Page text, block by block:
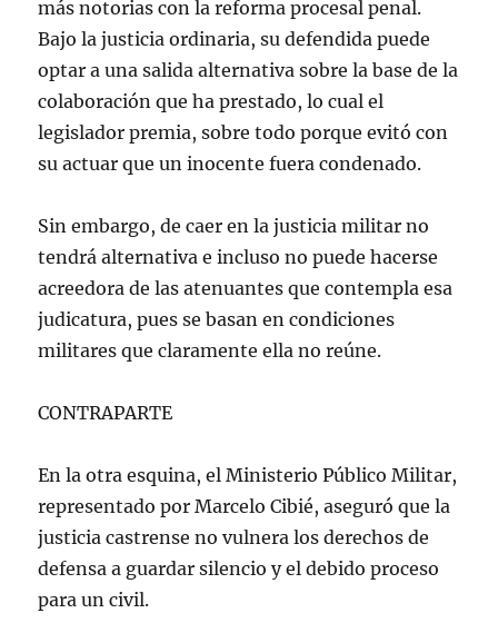
más notorias con la reforma procesal penal.
Bajo la justicia ordinaria, su defendida puede
optar a una salida alternativa sobre la base de la
colaboración que ha prestado, lo cual el
legislador premia, sobre todo porque evitó con
su actuar que un inocente fuera condenado.
Sin embargo, de caer en la justicia militar no
tendrá alternativa e incluso no puede hacerse
acreedora de las atenuantes que contempla esa
judicatura, pues se basan en condiciones
militares que claramente ella no reúne.
CONTRAPARTE
En la otra esquina, el Ministerio Público Militar,
representado por Marcelo Cibié, aseguró que la
justicia castrense no vulnera los derechos de
defensa a guardar silencio y el debido proceso
para un civil.